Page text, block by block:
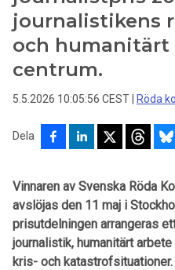
journalistikens
och humanitärt
centrum.
5.5.2026 10:05:56 CEST Röda
Dela
Vinnaren av Svenska Röda
avslöjas den 11 maj i
prisutdelningen arrangeras
journalistik, humanitärt
kris- och katastrofsituationer.